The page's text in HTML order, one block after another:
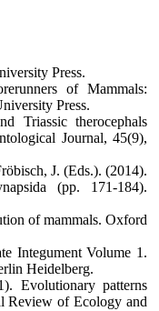
Press.
of Mammals:
Press.
Triassic therocephals
Journal, 45(9),
J. (Eds.). (2014).
(pp. 171-184).
of mammals. Oxford
Integument Volume 1.
Heidelberg.
Evolutionary patterns
Review of Ecology and